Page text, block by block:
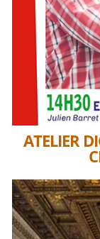
ATELIER